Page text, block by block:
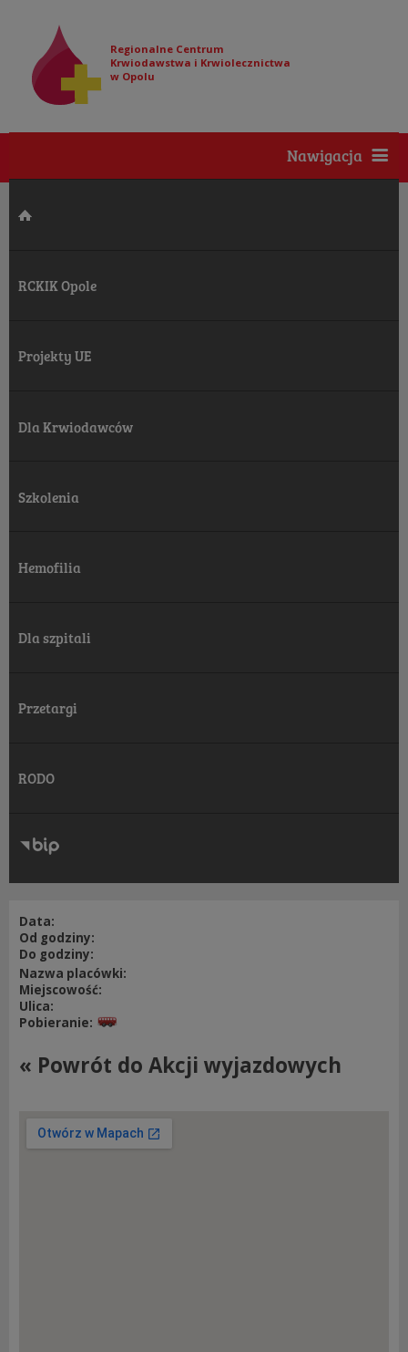
Regionalne Centrum
Krwiodawstwa i Krwiolecznictwa
w Opolu
Nawigacja
RCKIK Opole
Projekty UE
Dla Krwiodawców
Szkolenia
Hemofilia
Dla szpitali
Przetargi
RODO
RODO
Klauzule informacyjne
Data:
Od godziny:
Do godziny:
Nazwa placówki:
Miejscowość:
Ulica:
Pobieranie:
« Powrót do Akcji wyjazdowych